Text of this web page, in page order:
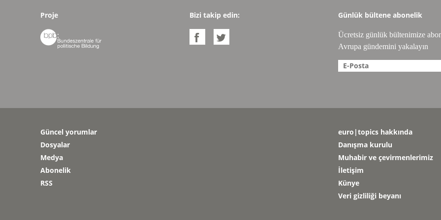
Proje

Bizi takip edin:
 
Günlük bültene abonelik
Ücretsiz günlük bültenimize
Avrupa gündemini yakalayın
Güncel yorumlar
Dosyalar
Medya
Abonelik
RSS
euro|topics hakkında
Danışma kurulu
Muhabir ve çevirmenlerimiz
İletişim
Künye
Veri gizliliği beyanı